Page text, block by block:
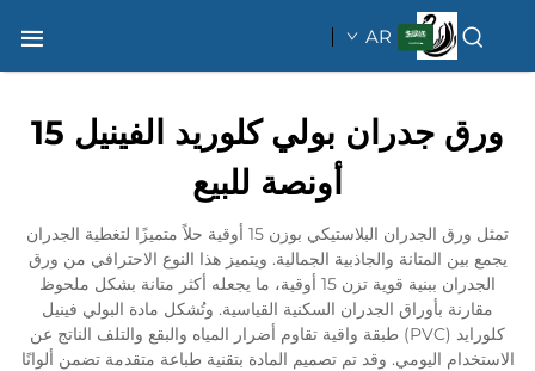
AR
ورق جدران بولي كلوريد الفينيل 15
أونصة للبيع
تمثل ورق الجدران البلاستيكي بوزن 15 أوقية حلاً متميزًا لتغطية الجدران
يجمع بين المتانة والجاذبية الجمالية. ويتميز هذا النوع الاحترافي من ورق
الجدران ببنية قوية تزن 15 أوقية، ما يجعله أكثر متانة بشكل ملحوظ
مقارنة بأوراق الجدران السكنية القياسية. وتُشكل مادة البولي فينيل
كلورايد (PVC) طبقة واقية تقاوم أضرار المياه والبقع والتلف الناتج عن
الاستخدام اليومي. وقد تم تصميم المادة بتقنية طباعة متقدمة تضمن ألوانًا